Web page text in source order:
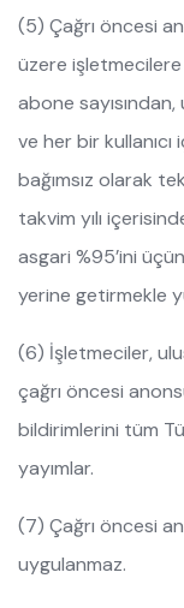
(5) Çağrı öncesi
üzere
abone
ve her bir kullanıcı
bağımsız olarak
takvim yılı
asgari %95’ini
yerine getirmekle
(6) İşletmeciler,
çağrı öncesi
bildirimlerini tüm
yayımlar.
(7) Çağrı öncesi
uygulanmaz.